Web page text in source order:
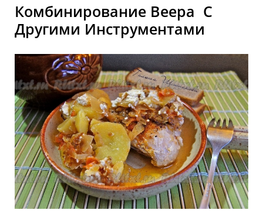
Комбинирование Веера С
Другими Инструментами